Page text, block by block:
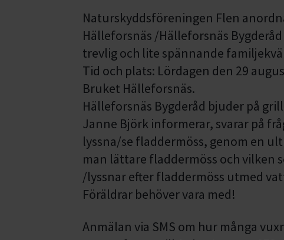
Naturskyddsföreningen Flen
Hälleforsnäs /Hälleforsnäs Bygderåd
trevlig och lite spännande
Tid och plats: Lördagen den 29
Bruket Hälleforsnäs.
Hälleforsnäs Bygderåd bjuder på
Janne Björk informerar, svarar på
lyssna/se fladdermöss, genom en
man lättare fladdermöss och vilken
/lyssnar efter fladdermöss utmed
Föräldrar behöver vara med!
Anmälan via SMS om hur många